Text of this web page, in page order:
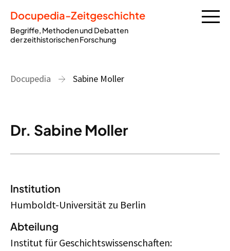
Docupedia-Zeitgeschichte
Begriffe, Methoden und Debatten
der zeithistorischen Forschung
Docupedia Sabine Moller
Dr. Sabine Moller
Institution
Humboldt-Universität zu Berlin
Abteilung
Institut für Geschichtswissenschaften: